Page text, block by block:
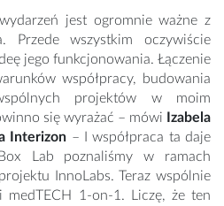
jest ogromnie ważne z
Przede wszystkim oczywiście
jego funkcjonowania. Łączenie
współpracy, budowania
projektów w moim
się wyrażać – mówi Izabela
Interizon – I współpraca ta daje
Lab poznaliśmy w ramach
InnoLabs. Teraz wspólnie
medTECH 1-on-1. Liczę, że ten